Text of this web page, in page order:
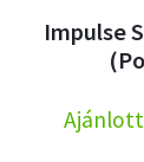
Impulse
Ajánlott